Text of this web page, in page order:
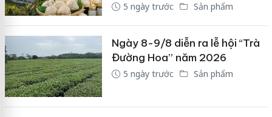
5 ngày trước Sản phẩm
Ngày 8-9/8 diễn ra lễ hội “Trà
Đường Hoa” năm 2026
5 ngày trước Sản phẩm